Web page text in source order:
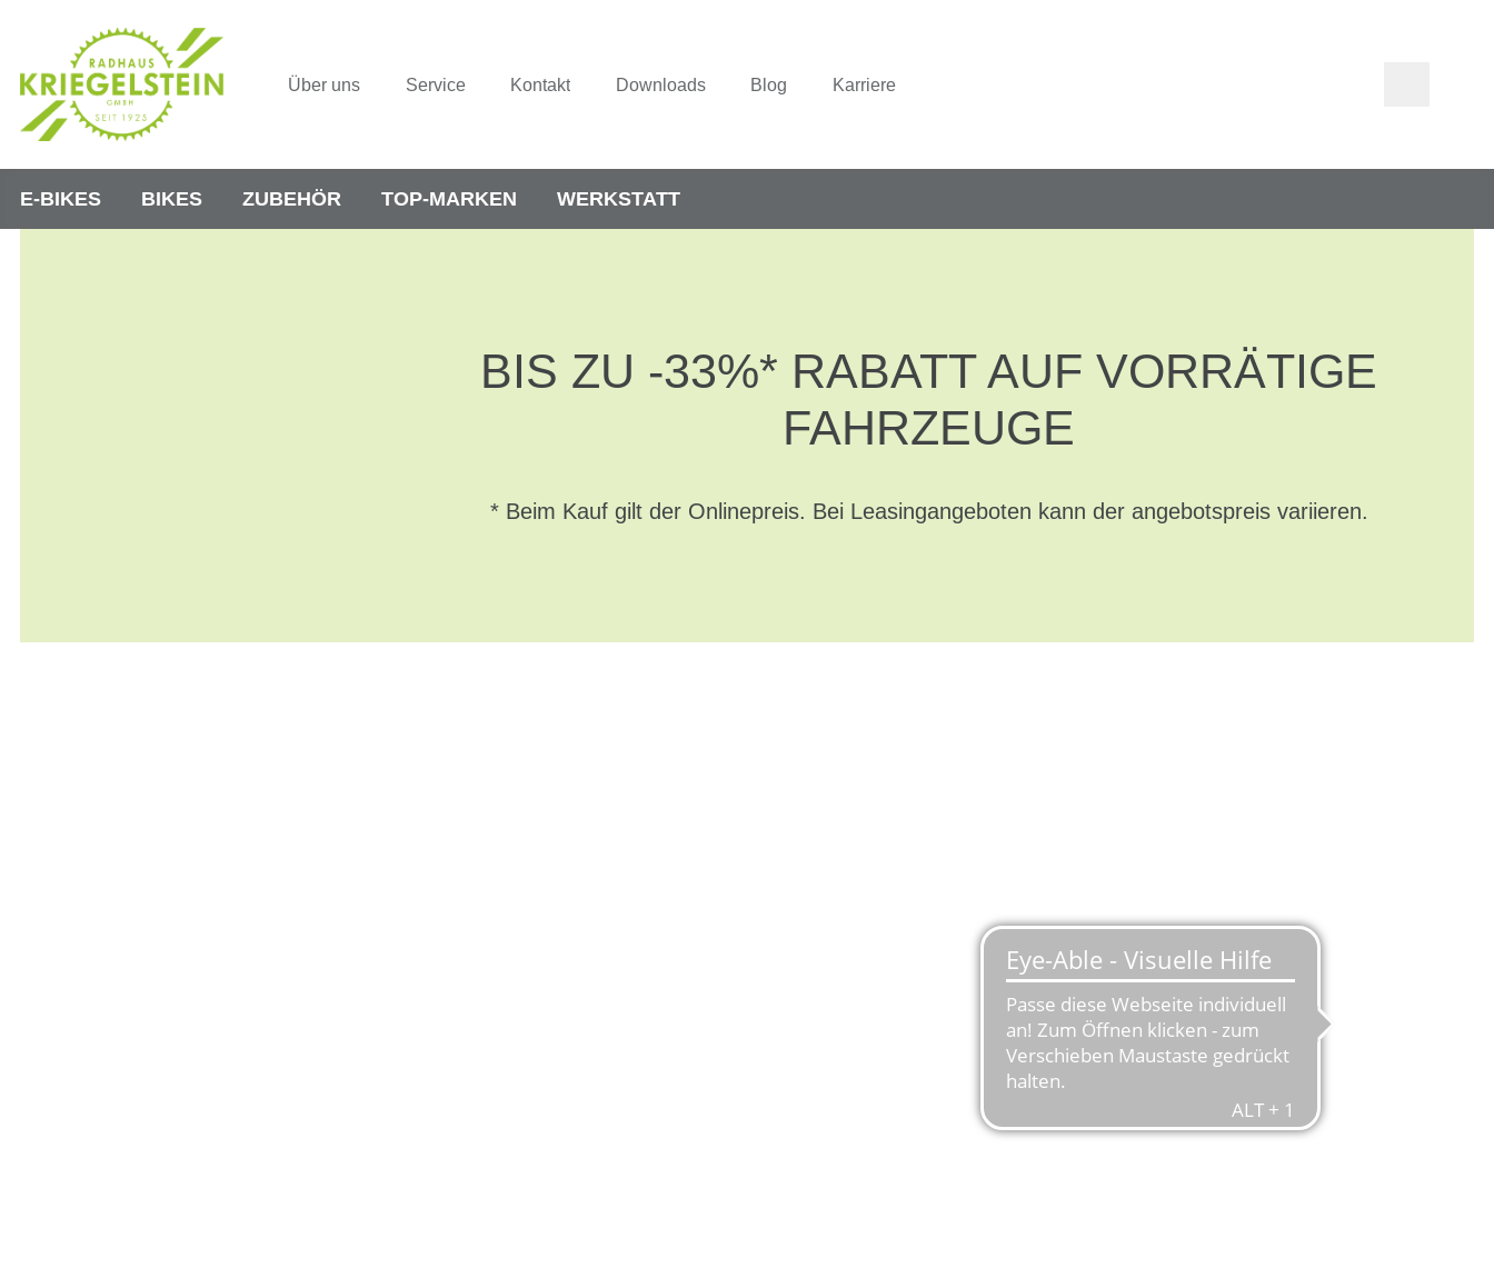
Über uns Service Kontakt Downloads Blog Karriere
E-BIKES BIKES ZUBEHÖR TOP-MARKEN WERKSTATT
BIS ZU -33%* RABATT AUF VORRÄTIGE
FAHRZEUGE
* Beim Kauf gilt der Onlinepreis. Bei Leasingangeboten kann der angebotspreis variieren.